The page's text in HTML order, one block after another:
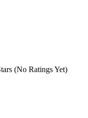
(No Ratings Yet)